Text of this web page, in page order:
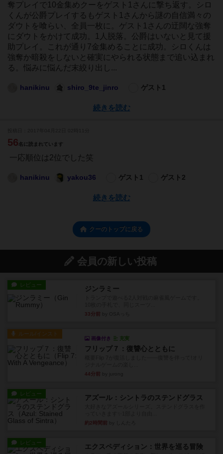
奪プレイで10金集めクーをゲスト1さんに撃ち返す。シロ
くんが公爵プレイするもゲスト1さんから謎の自信満々の
ダウトを喰らい、全員一枚に。ゲスト1さんの迂闊な強奪
にダウトをかけて成功。1人脱落。公爵はいないと見て援
助プレイ。これが通り7金集めることに成功。シロくんは
強奪か暗殺をしないと確実にやられる状態まで追い込まれ
る。悩みに悩んだ末絞り出し...
hanikinu shiro_9te_jinro ゲスト1
続きを読む
56名に読まれています
一応順位は2位でした笑
hanikinu yakou36 ゲスト1 ゲスト2
続きを読む
クーのトップに戻る
会員の新しい投稿
レビュー ジンラミー
33分前
ルール/インスト
画像付き 充実
フリップ７：復讐心とともに
44分前
レビュー アズール：シントラのステンドグラス
約2時間前
レビュー エクスペディション：世界を巡る冒険